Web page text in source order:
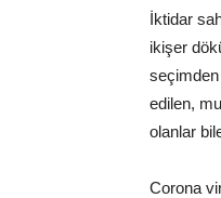
İktidar
ikişer
seçimden
edilen,
olanlar
Corona